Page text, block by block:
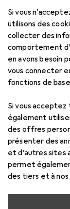
Si vous
utilisons des
collecter des
comportement
en avons besoin
vous connecter
fonctions de
Si vous acceptez
également
des offres
présenter des
et d’autres sites
permet
des tiers et à
DécouvrirForum
Test de